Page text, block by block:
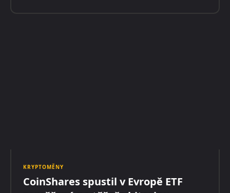
KRYPTOMĚNY
CoinShares spustil v Evropě ETF